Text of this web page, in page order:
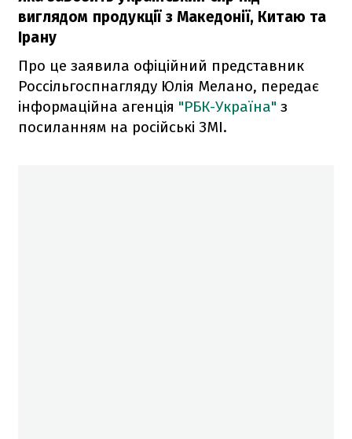
виглядом продукції з Македонії, Китаю та
Ірану
Про це заявила офіційний представник
Россільгоспнагляду Юлія Мелано, передає
інформаційна агенція "РБК-Україна" з
посиланням на російські ЗМІ.